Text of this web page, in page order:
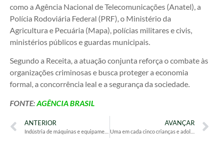
como a Agência Nacional de Telecomunicações (Anatel), a
Polícia Rodoviária Federal (PRF), o Ministério da
Agricultura e Pecuária (Mapa), polícias militares e civis,
ministérios públicos e guardas municipais.
Segundo a Receita, a atuação conjunta reforça o combate às
organizações criminosas e busca proteger a economia
formal, a concorrência leal e a segurança da sociedade.
FONTE:AGÊNCIA BRASIL
ANTERIOR AVANÇAR